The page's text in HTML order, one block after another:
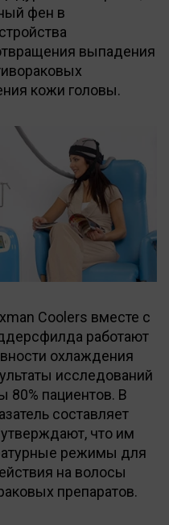
фен в
выпадения
кожи головы.
Coolers вместе с
работают
охлаждения
исследований
80% пациентов. В
составляет
что им
режимы для
на волосы
препаратов.